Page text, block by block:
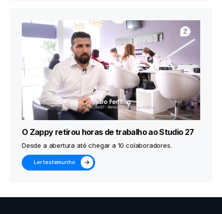
O Zappy retirou horas de trabalho ao Studio 27
Desde a abertura até chegar a 10 colaboradores.
Ler testemunho